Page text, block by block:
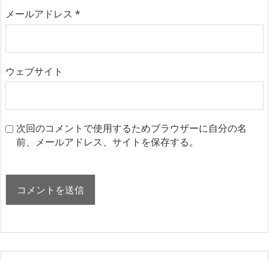
メールアドレス *
ウェブサイト
次回のコメントで使用するためブラウザーに自分の名
前、メールアドレス、サイトを保存する。